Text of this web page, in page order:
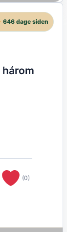
(0)
646 dage siden